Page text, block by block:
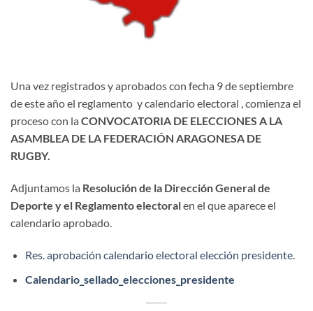
Una vez registrados y aprobados con fecha 9 de septiembre
de este año el reglamento y calendario electoral , comienza el
proceso con la CONVOCATORIA DE ELECCIONES A LA
ASAMBLEA DE LA FEDERACIÓN ARAGONESA DE
RUGBY.
Adjuntamos la Resolución de la Dirección General de
Deporte y el Reglamento electoralen el que aparece el
calendario aprobado.
Res. aprobación calendario electoral elección presidente.
Calendario_sellado_elecciones_presidente